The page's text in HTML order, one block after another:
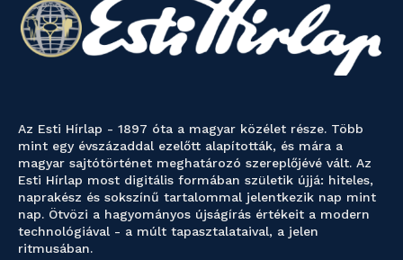
Az Esti Hírlap - 1897 óta a magyar közélet része. Több
mint egy évszázaddal ezelőtt alapították, és mára a
magyar sajtótörténet meghatározó szereplőjévé vált. Az
Esti Hírlap most digitális formában születik újjá: hiteles,
naprakész és sokszínű tartalommal jelentkezik nap mint
nap. Ötvözi a hagyományos újságírás értékeit a modern
technológiával - a múlt tapasztalataival, a jelen
ritmusában.